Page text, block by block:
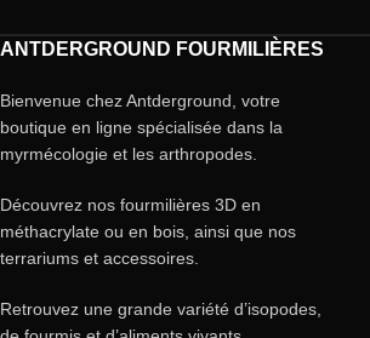
ANTDERGROUND FOURMILIÈRES
Bienvenue chez Antderground, votre
boutique en ligne spécialisée dans la
myrmécologie et les arthropodes.
Découvrez nos fourmilières 3D en
méthacrylate ou en bois, ainsi que nos
terrariums et accessoires.
Retrouvez une grande variété d’isopodes,